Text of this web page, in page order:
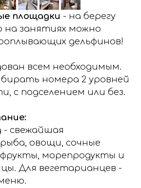
площадки - на берегу
на занятиях можно
дельфинов!
всем необходимым.
номера 2 уровней
с подселением или без.
- свежайшая
рыба, овощи, сочные
морепродукты и
Для вегетарианцев -